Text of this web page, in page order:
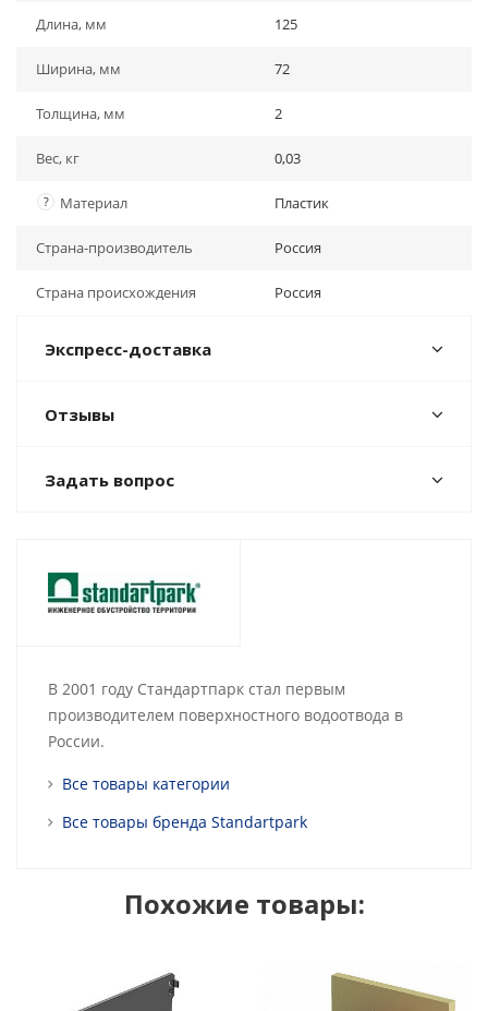
Длина, мм 125
Ширина, мм 72
Толщина, мм 2
Вес, кг 0,03
? Материал Пластик
Страна-производитель Россия
Страна происхождения Россия
Экспресс-доставка
Отзывы
Задать вопрос
В 2001 году Стандартпарк стал первым
производителем поверхностного водоотвода в
России.
Все товары категории
Все товары бренда Standartpark
Похожие товары: